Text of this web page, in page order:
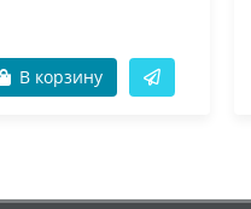
В корзину